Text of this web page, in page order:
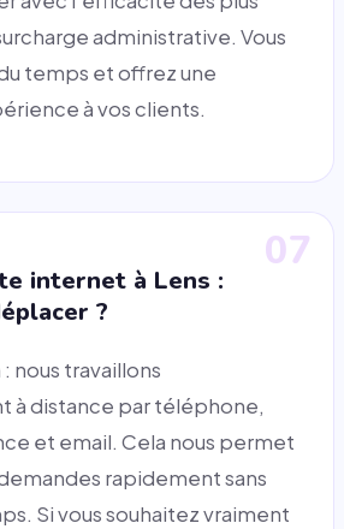
administrative. Vous
temps et offrez une
à vos clients.
07
internet à Lens :
?
nous travaillons
à distance par téléphone,
et email. Cela nous permet
rapidement sans
Si vous souhaitez vraiment